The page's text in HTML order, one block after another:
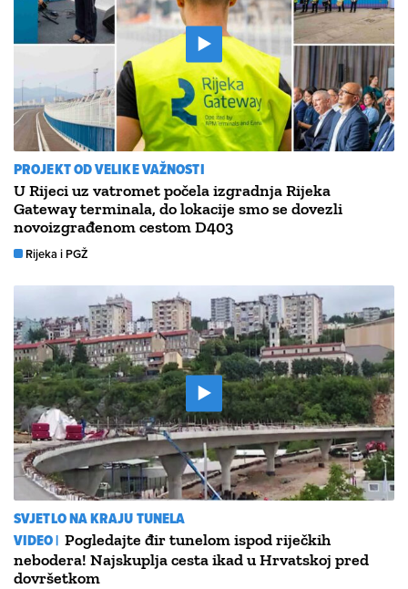
PROJEKT OD VELIKE VAŽNOSTI
U Rijeci uz vatromet počela izgradnja Rijeka
Gateway terminala, do lokacije smo se dovezli
novoizgrađenom cestom D403
Rijeka i PGŽ
SVJETLO NA KRAJU TUNELA
VIDEO | Pogledajte đir tunelom ispod riječkih
nebodera! Najskuplja cesta ikad u Hrvatskoj pred
dovršetkom